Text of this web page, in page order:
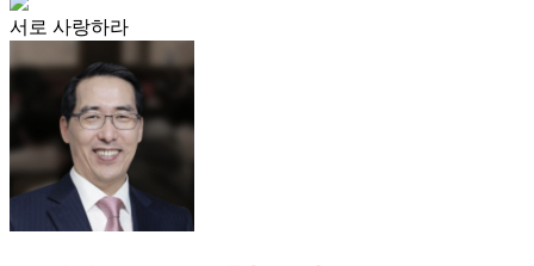
서로 사랑하라